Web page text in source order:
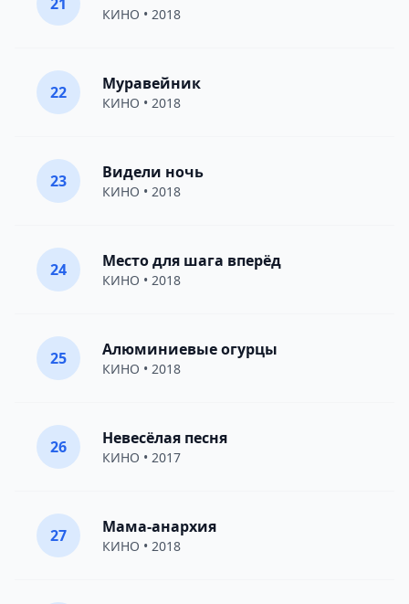
КИНО • 2018
22 Муравейник
КИНО • 2018
23 Видели ночь
КИНО • 2018
24 Место для шага вперёд
КИНО • 2018
25 Алюминиевые огурцы
КИНО • 2018
26 Невесёлая песня
КИНО • 2017
27 Мама-анархия
КИНО • 2018